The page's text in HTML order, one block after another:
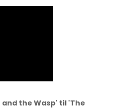
the Wasp' til 'The